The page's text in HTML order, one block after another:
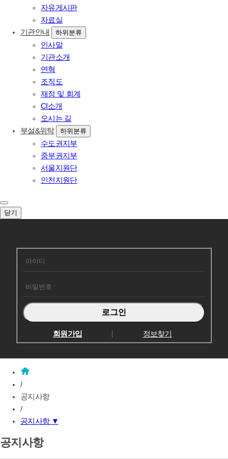
자유게시판
자료실
기관안내
하위분류
인사말
기관소개
연혁
조직도
재정 및 회계
CI소개
오시는 길
부설&위탁
하위분류
수도권지부
중부권지부
서울지원단
인천지원단
닫기
회원가입 정보찾기
/
공지사항
/
공지사항 ▼
나눔사업공지
공지사항